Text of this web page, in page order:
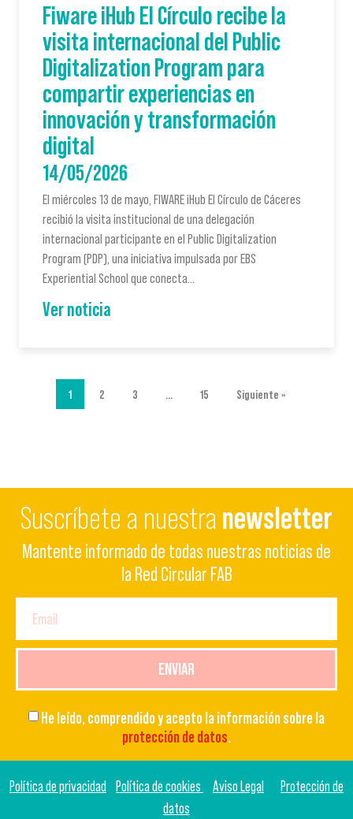
Fiware iHub El Círculo recibe la
visita internacional del Public
Digitalization Program para
compartir experiencias en
innovación y transformación
digital
14/05/2026
El miércoles 13 de mayo, FIWARE iHub El Círculo de Cáceres
recibió la visita institucional de una delegación
internacional participante en el Public Digitalization
Program (PDP), una iniciativa impulsada por EBS
Experiential School que conecta…
Ver noticia
1 2 3 … 15 Siguiente »
Suscríbete a nuestra newsletter
Mantente informado de todas nuestras noticias de
la Red Circular FAB
He leído, comprendido y acepto la información sobre la
protección de datos.
ENVIAR
Política de privacidad Política de cookies Aviso Legal
Protección de
datos